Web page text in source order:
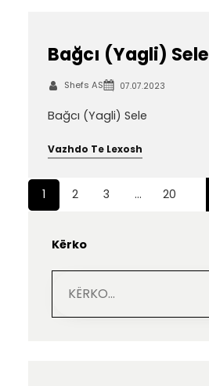
Bağcı (Yagli) Sele
Shefs AS 07.07.2023
Bağcı (Yagli) Sele
Vazhdo Te Lexosh
1 2 3 … 20
Kërko